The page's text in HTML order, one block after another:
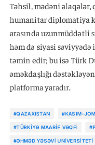
Təhsil, mədəni əlaqələr,
humanitar diplomatiya
arasında uzunmüddətli
həm də siyasi
təmin edir; bu isə Türk
əməkdaşlığı
platforma yaradır.
#QAZAXISTAN #KASIM-
#TÜRKIYƏ MAARIF VƏQFI
#ƏHMƏD YƏSƏVI UNIVERSITETI